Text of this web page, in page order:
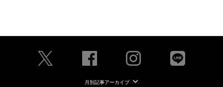
月別記事アーカイブ